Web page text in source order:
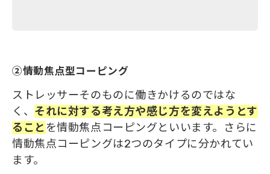
②情動焦点型コーピング
ストレッサーそのものに働きかけるのではな
く、 それに対する考え方や感じ方を変えようとす
ること を情動焦点コーピングといいます。さらに
情動焦点コーピングは2つのタイプに分かれてい
ます。